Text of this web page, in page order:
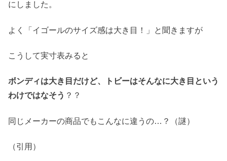
にしました。
よく「イゴールのサイズ感は大き目！」と聞きますが
こうして実寸表みると
ボンディは大き目だけど、トビーはそんなに大き目という
わけではなそう ？？
同じメーカーの商品でもこんなに違うの…？（謎）
（引用）